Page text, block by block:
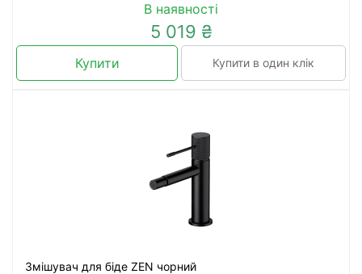
В наявності
5 019 ₴
Купити Купити в один клік
Змішувач для біде ZEN чорний